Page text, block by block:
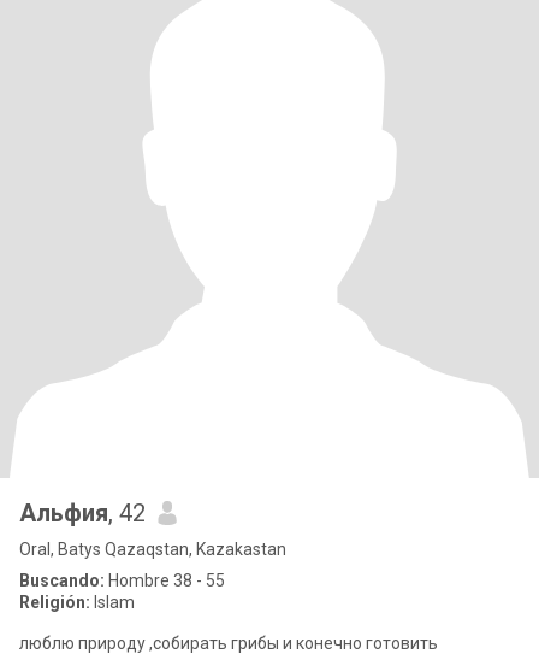
Альфия, 42
Oral, Batys Qazaqstan, Kazakastan
Buscando: Hombre 38 - 55
Religión: Islam
люблю природу ,собирать грибы и конечно готовить